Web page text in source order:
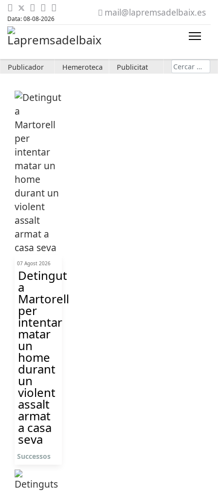
Data: 08-08-2026
mail@lapremsadelbaix.es
Publicador Hemeroteca Publicitat Cerca
07 Agost 2026
Detingut
a
Martorell
per
intentar
matar
un
home
durant
un
violent
assalt
armat
a casa
seva
Successos